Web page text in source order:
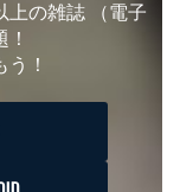
上の雑誌 （電子
う！